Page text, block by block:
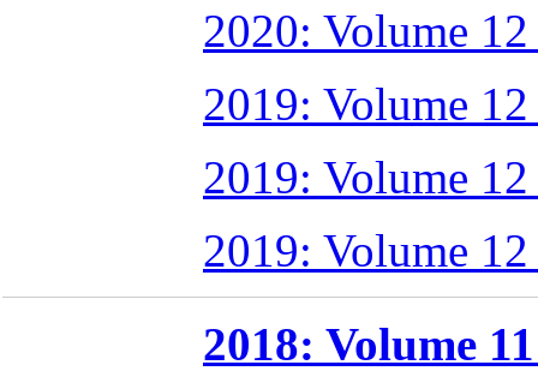
2020: Volume
2019: Volume
2019: Volume
2019: Volume
2018: Volume